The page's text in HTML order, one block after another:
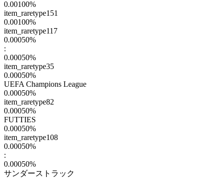
0.00100%
item_raretype151
0.00100%
item_raretype117
0.00050%
:
0.00050%
item_raretype35
0.00050%
UEFA Champions League
0.00050%
item_raretype82
0.00050%
FUTTIES
0.00050%
item_raretype108
0.00050%
:
0.00050%
サンダーストラック